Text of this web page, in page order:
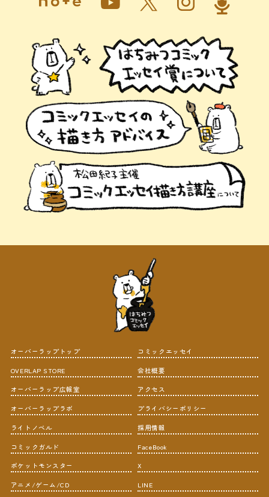
オーバーラップトップ
OVERLAP STORE
オーバーラップ広報室
オーバーラップラボ
ライトノベル
コミックガルド
ポケットモンスター
アニメ/ゲーム/CD
コミックエッセイ
会社概要
アクセス
プライバシーポリシー
採用情報
FaceBook
X
LINE